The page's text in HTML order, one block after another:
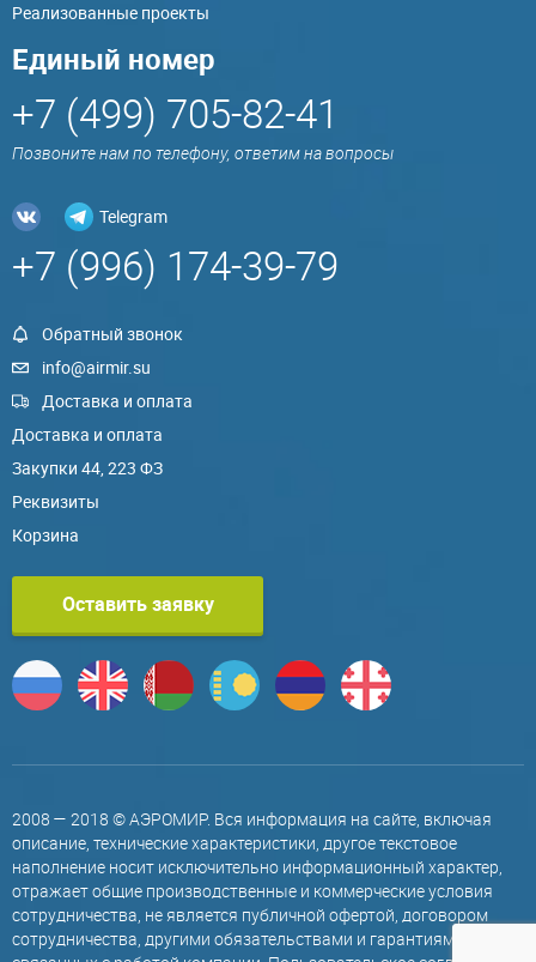
Реализованные проекты
Единый номер
+7 (499) 705-82-41
Позвоните нам по телефону, ответим на вопросы
Telegram
+7 (996) 174-39-79
Обратный звонок
info@airmir.su
Доставка и оплата
Доставка и оплата
Закупки 44, 223 ФЗ
Реквизиты
Корзина
Оставить заявку
2008 — 2018 © АЭРОМИР. Вся информация на сайте, включая
описание, технические характеристики, другое текстовое
наполнение носит исключительно информационный характер,
отражает общие производственные и коммерческие условия
сотрудничества, не является публичной офертой, договором
сотрудничества, другими обязательствами и гарантиями,